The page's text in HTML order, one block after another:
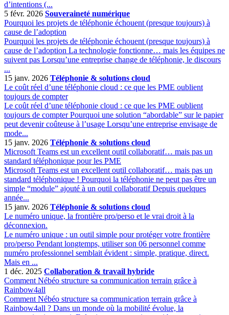
d’intentions (...
5 févr. 2026 Souveraineté numérique
Pourquoi les projets de téléphonie échouent (presque toujours) à
cause de l’adoption
Pourquoi les projets de téléphonie échouent (presque toujours) à
cause de l’adoption La technologie fonctionne… mais les équipes ne
suivent pas Lorsqu’une entreprise change de téléphonie, le discours
...
15 janv. 2026 Téléphonie & solutions cloud
Le coût réel d’une téléphonie cloud : ce que les PME oublient
toujours de compter
Le coût réel d’une téléphonie cloud : ce que les PME oublient
toujours de compter Pourquoi une solution “abordable” sur le papier
peut devenir coûteuse à l’usage Lorsqu’une entreprise envisage de
mode...
15 janv. 2026 Téléphonie & solutions cloud
Microsoft Teams est un excellent outil collaboratif… mais pas un
standard téléphonique pour les PME
Microsoft Teams est un excellent outil collaboratif… mais pas un
standard téléphonique ! Pourquoi la téléphonie ne peut pas être un
simple “module” ajouté à un outil collaboratif Depuis quelques
année...
15 janv. 2026 Téléphonie & solutions cloud
Le numéro unique, la frontière pro/perso et le vrai droit à la
déconnexion.
Le numéro unique : un outil simple pour protéger votre frontière
pro/perso Pendant longtemps, utiliser son 06 personnel comme
numéro professionnel semblait évident : simple, pratique, direct.
Mais en ...
1 déc. 2025 Collaboration & travail hybride
Comment Nébéo structure sa communication terrain grâce à
Rainbow4all
Comment Nébéo structure sa communication terrain grâce à
Rainbow4all ? Dans un monde où la mobilité évolue, la